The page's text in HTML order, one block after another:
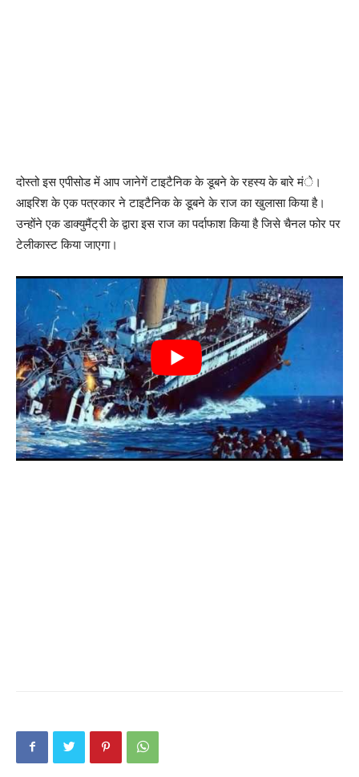
दोस्तो इस एपीसोड में आप जानेगें टाइटैनिक के डूबने के रहस्य के बारे मंे।
आइरिश के एक पत्रकार ने टाइटैनिक के डूबने के राज का खुलासा किया है।
उन्होंने एक डाक्युमैंट्री के द्वारा इस राज का पर्दाफाश किया है जिसे चैनल फोर पर
टेलीकास्ट किया जाएगा।